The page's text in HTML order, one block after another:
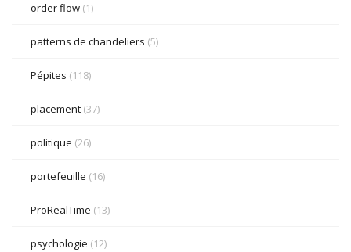
order flow (1)
patterns de chandeliers (5)
Pépites (118)
placement (37)
politique (26)
portefeuille (16)
ProRealTime (13)
psychologie (12)